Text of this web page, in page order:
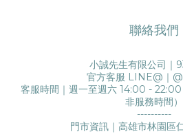
聯絡我們
小誠先生有限公司｜
官方客服 LINE@｜
客服時間｜週一至週六 14:00 -
非服務時間）
----------
門市資訊｜高雄市林園區